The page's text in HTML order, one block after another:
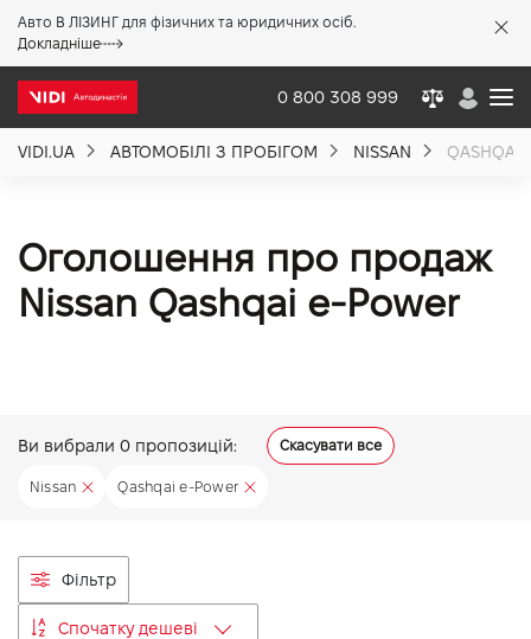
Авто В ЛІЗИНГ для фізичних та юридичних осіб.
Докладніше
0 800 308 999
VIDI.UA АВТОМОБІЛІ З ПРОБІГОМ NISSAN QASHQAI-
Оголошення про продаж
Nissan Qashqai e-Power
Ви вибрали 0 пропозицій: Скасувати все
Nissan Qashqai e-Power
Фільтр
Спочатку дешеві
Акції %
Новини
Вакансії
VIDI Кар'єра
Контакти